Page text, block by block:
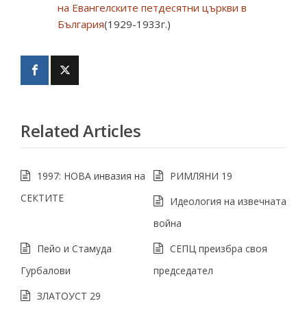
на Евангелските петдесятни църкви в
България(1929-1933г.)
Related Articles
1997: НОВА инвазия на
СЕКТИТЕ
РИМЛЯНИ 19
Идеология на извечната
война
Пейо и Стамуда
Гурбалови
СЕПЦ преизбра своя
председател
ЗЛАТОУСТ 29